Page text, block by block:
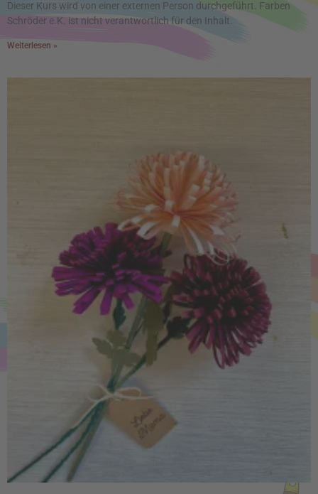
Dieser Kurs wird von einer externen Person durchgeführt. Farben
Schröder e.K. ist nicht verantwortlich für den Inhalt.
Weiterlesen »